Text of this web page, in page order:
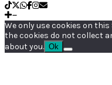
We only use cookies on
the cookies do not collect
about you. Ok